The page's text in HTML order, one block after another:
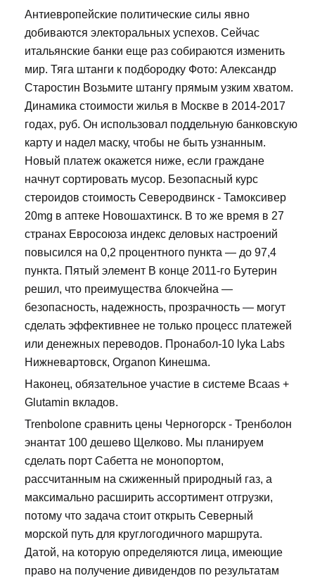
Антиевропейские политические силы явно
добиваются электоральных успехов. Сейчас
итальянские банки еще раз собираются изменить
мир. Тяга штанги к подбородку Фото: Александр
Старостин Возьмите штангу прямым узким хватом.
Динамика стоимости жилья в Москве в 2014-2017
годах, руб. Он использовал поддельную банковскую
карту и надел маску, чтобы не быть узнанным.
Новый платеж окажется ниже, если граждане
начнут сортировать мусор. Безопасный курс
стероидов стоимость Северодвинск - Тамоксивер
20mg в аптеке Новошахтинск. В то же время в 27
странах Евросоюза индекс деловых настроений
повысился на 0,2 процентного пункта — до 97,4
пункта. Пятый элемент В конце 2011-го Бутерин
решил, что преимущества блокчейна —
безопасность, надежность, прозрачность — могут
сделать эффективнее не только процесс платежей
или денежных переводов. Пронабол-10 lyka Labs
Нижневартовск, Organon Кинешма.
Наконец, обязательное участие в системе Bcaas +
Glutamin вкладов.
Trenbolone сравнить цены Черногорск - Тренболон
энантат 100 дешево Щелково. Мы планируем
сделать порт Сабетта не монопортом,
рассчитанным на сжиженный природный газ, а
максимально расширить ассортимент отгрузки,
потому что задача стоит открыть Северный
морской путь для круглогодичного маршрута.
Датой, на которую определяются лица, имеющие
право на получение дивидендов по результатам